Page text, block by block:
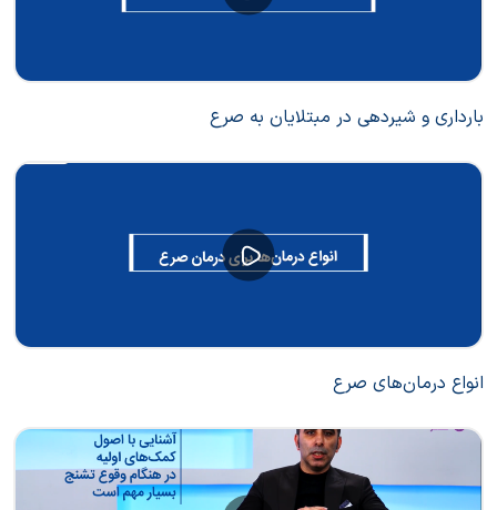
بارداری و شیردهی در مبتلایان به صرع
انواع درمان‌های صرع